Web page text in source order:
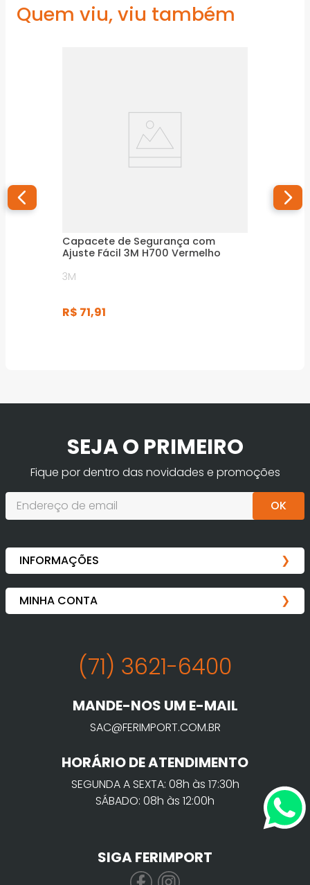
Quem viu, viu também
Capacete de Segurança com
Ajuste Fácil 3M H700 Vermelho
3M
R$ 71,91
SEJA O PRIMEIRO
Fique por dentro das novidades e promoções
OK
(71) 3621-6400
MANDE-NOS UM E-MAIL
SAC@FERIMPORT.COM.BR
HORÁRIO DE ATENDIMENTO
SEGUNDA A SEXTA: 08h às 17:30h
SÁBADO: 08h às 12:00h
SIGA FERIMPORT